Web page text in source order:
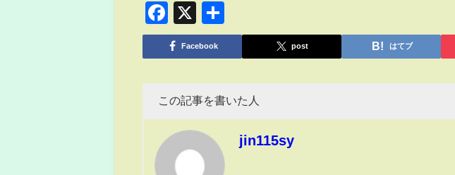
Facebook
X
有
Facebook post はてブ
この記事を書いた人
jin115sy